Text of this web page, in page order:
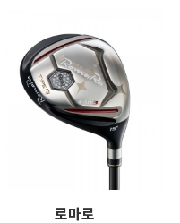
로마로